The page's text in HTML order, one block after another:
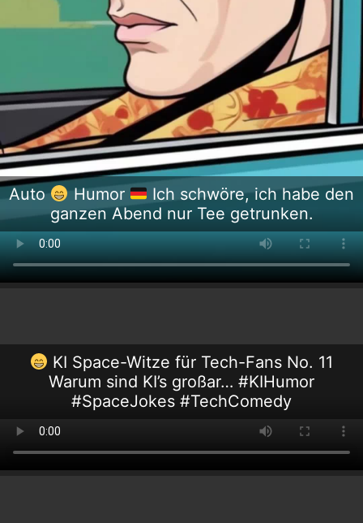
Auto Humor
Ich schwöre, ich habe den
ganzen Abend nur Tee getrunken.
KI Space-Witze für Tech-Fans No. 11
Warum sind KI’s großar… #KIHumor
#SpaceJokes #TechComedy